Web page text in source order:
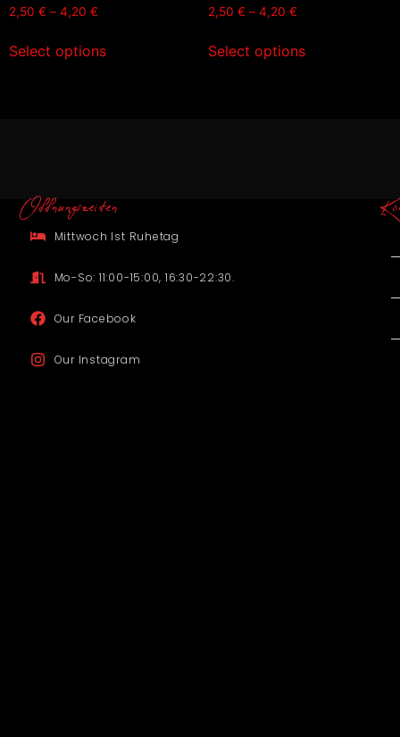
2,50 € – 4,20 €
Select options
2,50 € – 4,20 €
Select options
Offnungszeiten
Mittwoch Ist Ruhetag
Mo-So: 11:00-15:00, 16:30-22:30.
Our Facebook
Our Instagram